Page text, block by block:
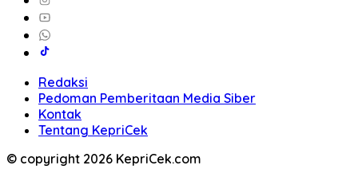
Redaksi
Pedoman Pemberitaan Media Siber
Kontak
Tentang KepriCek
© copyright 2026 KepriCek.com